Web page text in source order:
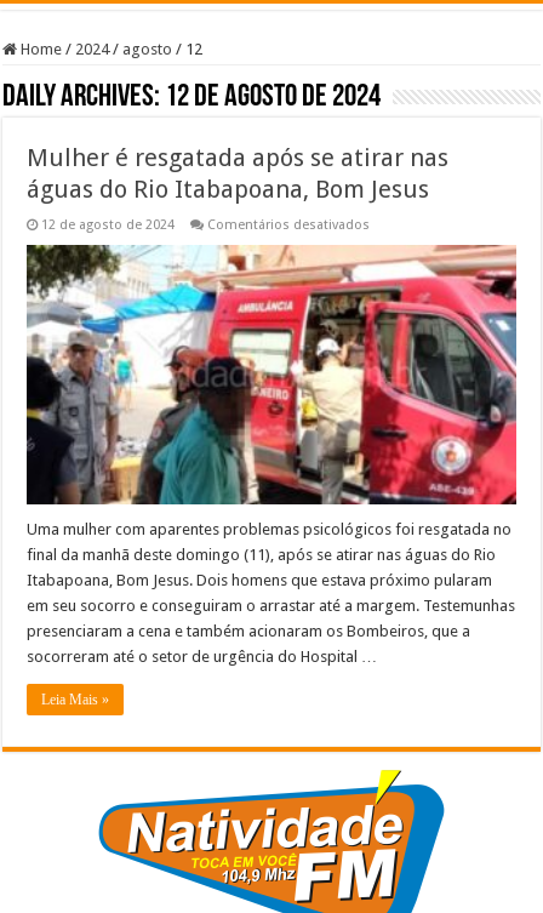
Home / 2024 / agosto / 12
Daily Archives: 12 de agosto de 2024
Mulher é resgatada após se atirar nas
águas do Rio Itabapoana, Bom Jesus
12 de agosto de 2024 Comentários desativados
resgatada
após
se
atirar
nas
águas
do
Rio
Itabapoana,
Bom
Jesus
Uma mulher com aparentes problemas psicológicos foi resgatada no
final da manhã deste domingo (11), após se atirar nas águas do Rio
Itabapoana, Bom Jesus. Dois homens que estava próximo pularam
em seu socorro e conseguiram o arrastar até a margem. Testemunhas
presenciaram a cena e também acionaram os Bombeiros, que a
socorreram até o setor de urgência do Hospital …
Leia Mais »